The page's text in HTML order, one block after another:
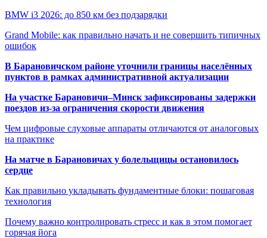
BMW i3 2026: до 850 км без подзарядки
Grand Mobile: как правильно начать и не совершить типичных
ошибок
В Барановичском районе уточнили границы населённых
пунктов в рамках административной актуализации
На участке Барановичи–Минск зафиксированы задержки
поездов из-за ограничения скорости движения
Чем цифровые слуховые аппараты отличаются от аналоговых
на практике
На матче в Барановичах у болельщицы остановилось
сердце
Как правильно укладывать фундаментные блоки: пошаговая
технология
Почему важно контролировать стресс и как в этом помогает
горячая йога